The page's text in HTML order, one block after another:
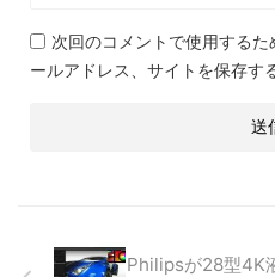
次回のコメントで使用する
ールアドレス、サイトを保存する
Philipsが28型4K